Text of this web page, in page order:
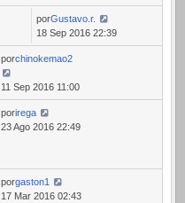
porGustavo.r.
18 Sep 2016 22:39
porchinokemao2
11 Sep 2016 11:00
porirega
23 Ago 2016 22:49
porgaston1
17 Mar 2016 02:43